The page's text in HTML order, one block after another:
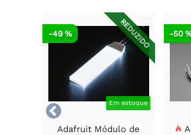

REDUZIDO
Em estoque
-49 %
Adafruit Módulo de
-50